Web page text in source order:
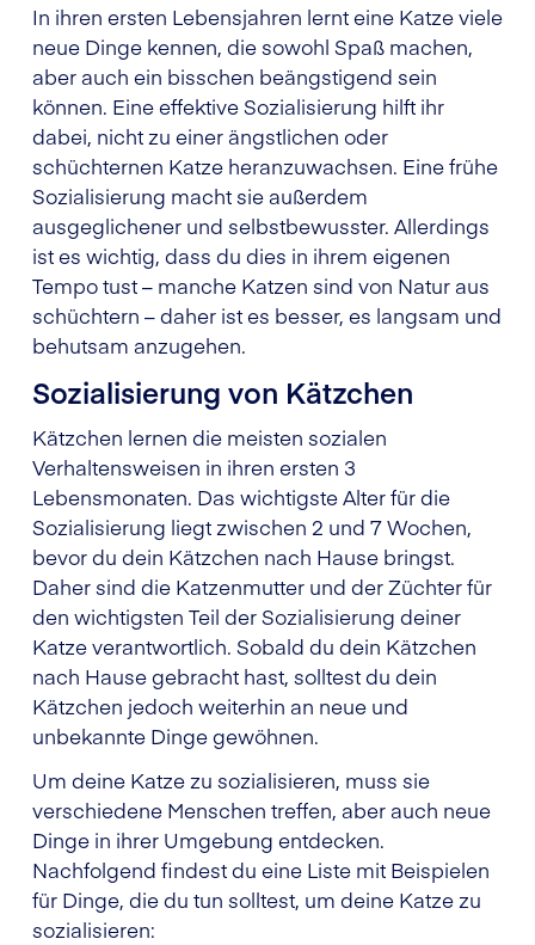
In ihren ersten Lebensjahren lernt eine Katze viele
neue Dinge kennen, die sowohl Spaß machen,
aber auch ein bisschen beängstigend sein
können. Eine effektive Sozialisierung hilft ihr
dabei, nicht zu einer ängstlichen oder
schüchternen Katze heranzuwachsen. Eine frühe
Sozialisierung macht sie außerdem
ausgeglichener und selbstbewusster. Allerdings
ist es wichtig, dass du dies in ihrem eigenen
Tempo tust – manche Katzen sind von Natur aus
schüchtern – daher ist es besser, es langsam und
behutsam anzugehen.
Sozialisierung von Kätzchen
Kätzchen lernen die meisten sozialen
Verhaltensweisen in ihren ersten 3
Lebensmonaten. Das wichtigste Alter für die
Sozialisierung liegt zwischen 2 und 7 Wochen,
bevor du dein Kätzchen nach Hause bringst.
Daher sind die Katzenmutter und der Züchter für
den wichtigsten Teil der Sozialisierung deiner
Katze verantwortlich. Sobald du dein Kätzchen
nach Hause gebracht hast, solltest du dein
Kätzchen jedoch weiterhin an neue und
unbekannte Dinge gewöhnen.
Um deine Katze zu sozialisieren, muss sie
verschiedene Menschen treffen, aber auch neue
Dinge in ihrer Umgebung entdecken.
Nachfolgend findest du eine Liste mit Beispielen
für Dinge, die du tun solltest, um deine Katze zu
sozialisieren: